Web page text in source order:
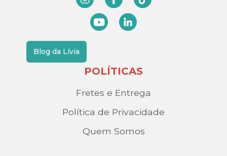
Blog da Lívia
POLÍTICAS
Fretes e Entrega
Política de Privacidade
Quem Somos